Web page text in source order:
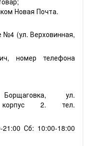
Новая Почта.
№4 (ул. Верховинная,
номер телефона
ул.
корпус 2. тел.
Сб: 10:00-18:00